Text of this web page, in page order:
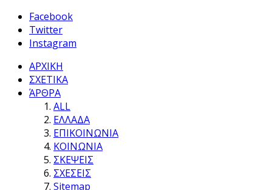
Facebook
Twitter
Instagram
ΑΡΧΙΚΗ
ΣΧΕΤΙΚΑ
ΆΡΘΡΑ
ALL
ΕΛΛΑΔΑ
ΕΠΙΚΟΙΝΩΝΙΑ
ΚΟΙΝΩΝΙΑ
ΣΚΕΨΕΙΣ
ΣΧΕΣΕΙΣ
Sitemap